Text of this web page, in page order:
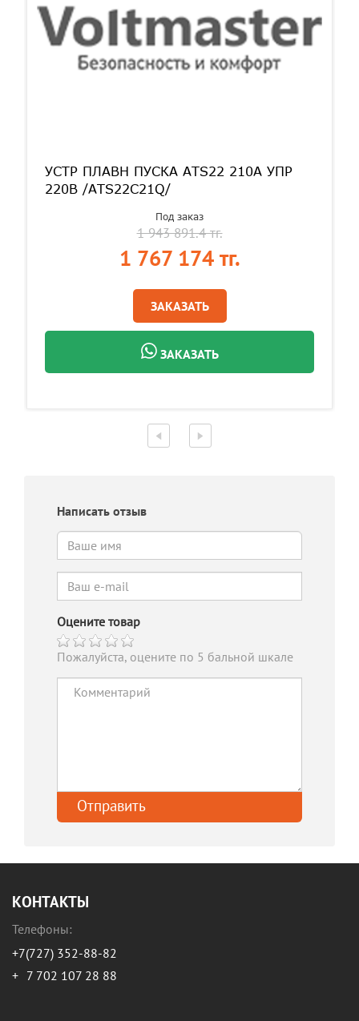
УСТР ПЛАВН ПУСКА ATS22 210A УПР
220В /ATS22C21Q/
Под заказ
1 943 891.4 тг.
1 767 174 тг.
ЗАКАЗАТЬ
ЗАКАЗАТЬ
Написать отзыв
Оцените товар
Пожалуйста, оцените по 5 бальной шкале
КОНТАКТЫ
Телефоны:
+7(727) 352-88-82
+ 7 702 107 28 88